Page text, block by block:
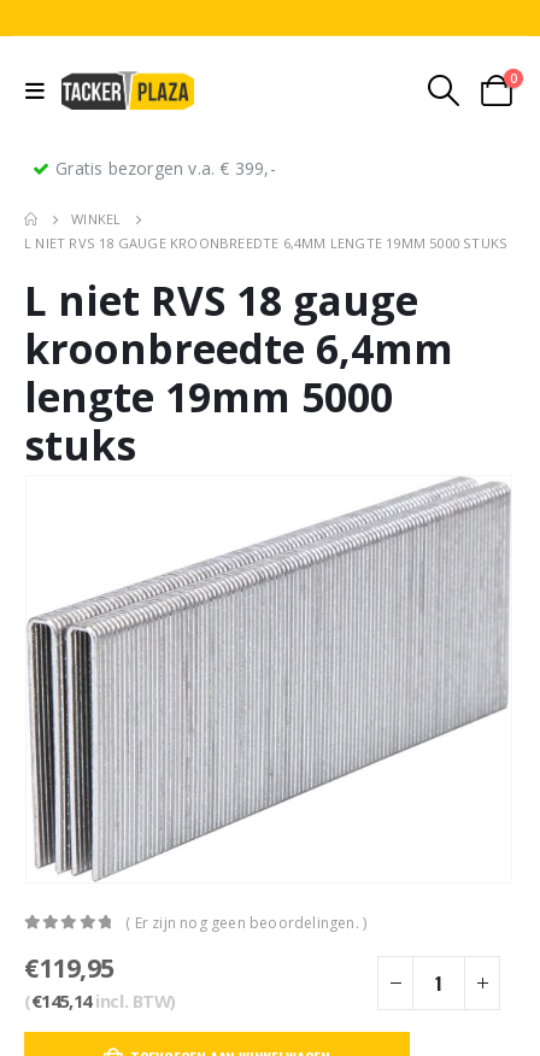
0
Gratis bezorgen v.a. € 399,-
WINKEL
L NIET RVS 18 GAUGE KROONBREEDTE 6,4MM LENGTE 19MM 5000 STUKS
L niet RVS 18 gauge
kroonbreedte 6,4mm
lengte 19mm 5000
stuks
( Er zijn nog geen beoordelingen. )
€119,95
(€145,14incl. BTW)